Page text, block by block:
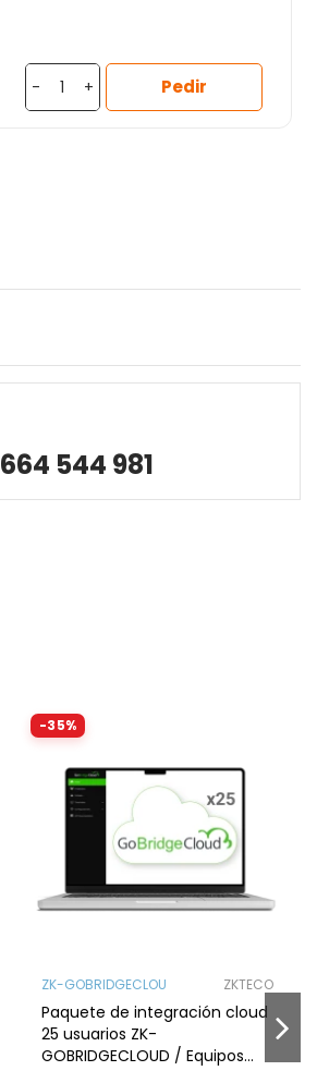
- + Pedir
664 544 981
-35%
ZK-GOBRIDGECLOU ZKTECO
Paquete de integración cloud
25 usuarios ZK-
GOBRIDGECLOUD / Equipos